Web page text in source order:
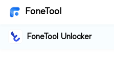
FoneTool
FoneTool Unlocker